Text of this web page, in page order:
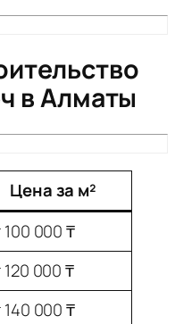
в Алматы
Цена за м²
100 000 ₸
120 000 ₸
140 000 ₸